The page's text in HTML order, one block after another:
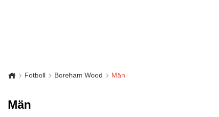
Fotboll Boreham Wood Män
Män